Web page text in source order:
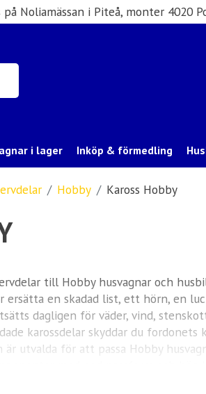
på Noliamässan i Piteå, monter 4020
i lager Inköp & förmedling
Hobby Kaross Hobby
till Hobby husvagnar och
ersätta en skadad list, ett hörn, en
dagligen för väder, vind,
karossdelar skyddar du
är utvalda för att passa Hobby
– redo för nya resor året runt.